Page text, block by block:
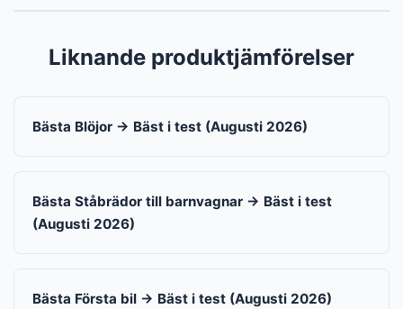
Liknande produktjämförelser
Bästa Blöjor → Bäst i test (Augusti 2026)
Bästa Ståbrädor till barnvagnar → Bäst i test
(Augusti 2026)
Bästa Första bil → Bäst i test (Augusti 2026)